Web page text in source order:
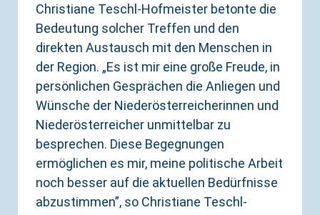
Christiane Teschl-Hofmeister betonte die
Bedeutung solcher Treffen und den
direkten Austausch mit den Menschen in
der Region. „Es ist mir eine große Freude, in
persönlichen Gesprächen die Anliegen und
Wünsche der Niederösterreicherinnen und
Niederösterreicher unmittelbar zu
besprechen. Diese Begegnungen
ermöglichen es mir, meine politische Arbeit
noch besser auf die aktuellen Bedürfnisse
abzustimmen”, so Christiane Teschl-